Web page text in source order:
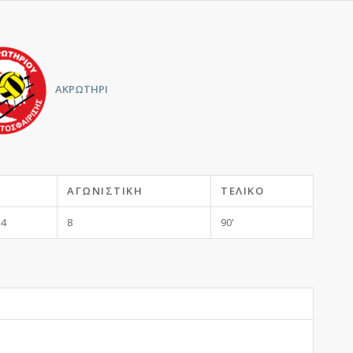
ΑΚΡΩΤΗΡΙ
ΑΓΩΝΙΣΤΙΚΉ ΤΕΛΙΚΌ
8 90'